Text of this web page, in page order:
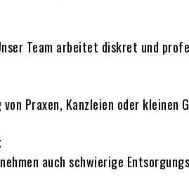
Team arbeitet diskret und
Praxen, Kanzleien oder
auch schwierige